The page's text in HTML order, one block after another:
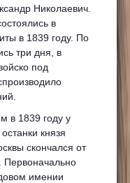
Николаевич.
в
в 1839 году. По
три дня, в
под
в 1839 году у
князя
скончался от
Первоначально
имении